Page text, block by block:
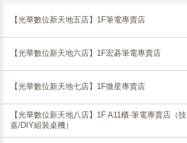
【光華數位新天地五店】1F筆電專賣店
【光華數位新天地六店】1F宏碁筆電專賣店
【光華數位新天地七店】1F微星專賣店
【光華數位新天地八店】1F A11櫃-筆電專賣店（技
嘉/DIY組裝桌機）